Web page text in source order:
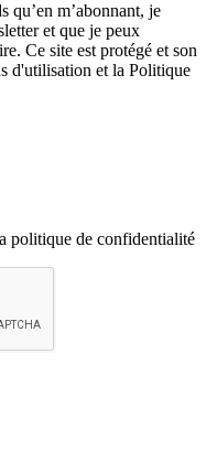
qu’en m’abonnant, je
et que je peux
Ce site est protégé et son
d'utilisation et la Politique
politique de confidentialité